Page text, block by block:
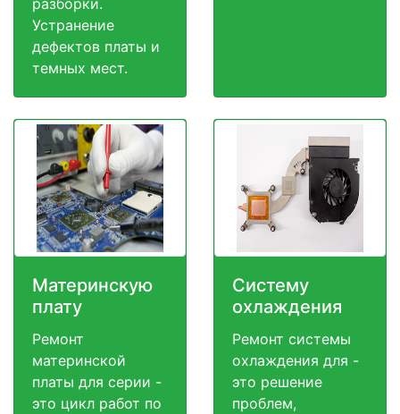
разборки.
Устранение
дефектов платы и
темных мест.
Материнскую
плату
Ремонт
материнской
платы для серии -
это цикл работ по
Систему
охлаждения
Ремонт системы
охлаждения для -
это решение
проблем,